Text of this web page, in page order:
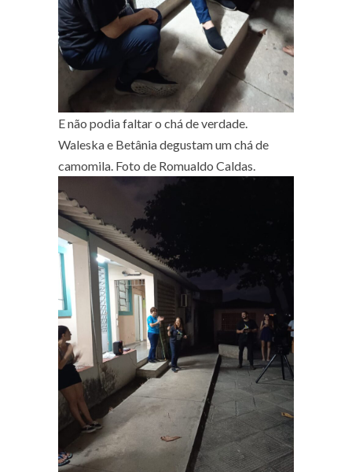
E não podia faltar o chá de verdade.
Waleska e Betânia degustam um chá de
camomila. Foto de Romualdo Caldas.